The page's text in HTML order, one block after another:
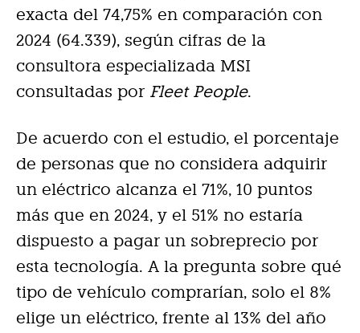
exacta del 74,75% en comparación con
2024 (64.339), según cifras de la
consultora especializada MSI
consultadas por Fleet People.
De acuerdo con el estudio, el porcentaje
de personas que no considera adquirir
un eléctrico alcanza el 71%, 10 puntos
más que en 2024, y el 51% no estaría
dispuesto a pagar un sobreprecio por
esta tecnología. A la pregunta sobre qué
tipo de vehículo comprarían, solo el 8%
elige un eléctrico, frente al 13% del año